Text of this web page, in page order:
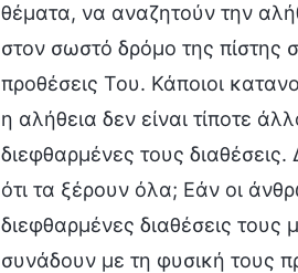
θέματα, να αναζητούν την
στον σωστό δρόμο της πίστης
προθέσεις Του. Κάποιοι
η αλήθεια δεν είναι τίποτε
διεφθαρμένες τους διαθέσεις.
ότι τα ξέρουν όλα; Εάν οι
διεφθαρμένες διαθέσεις
συνάδουν με τη φυσική τους